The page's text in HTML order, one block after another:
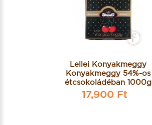
Lellei Konyakmeggy
Konyakmeggy 54%-os
étcsokoládéban 1000g
17,900 Ft